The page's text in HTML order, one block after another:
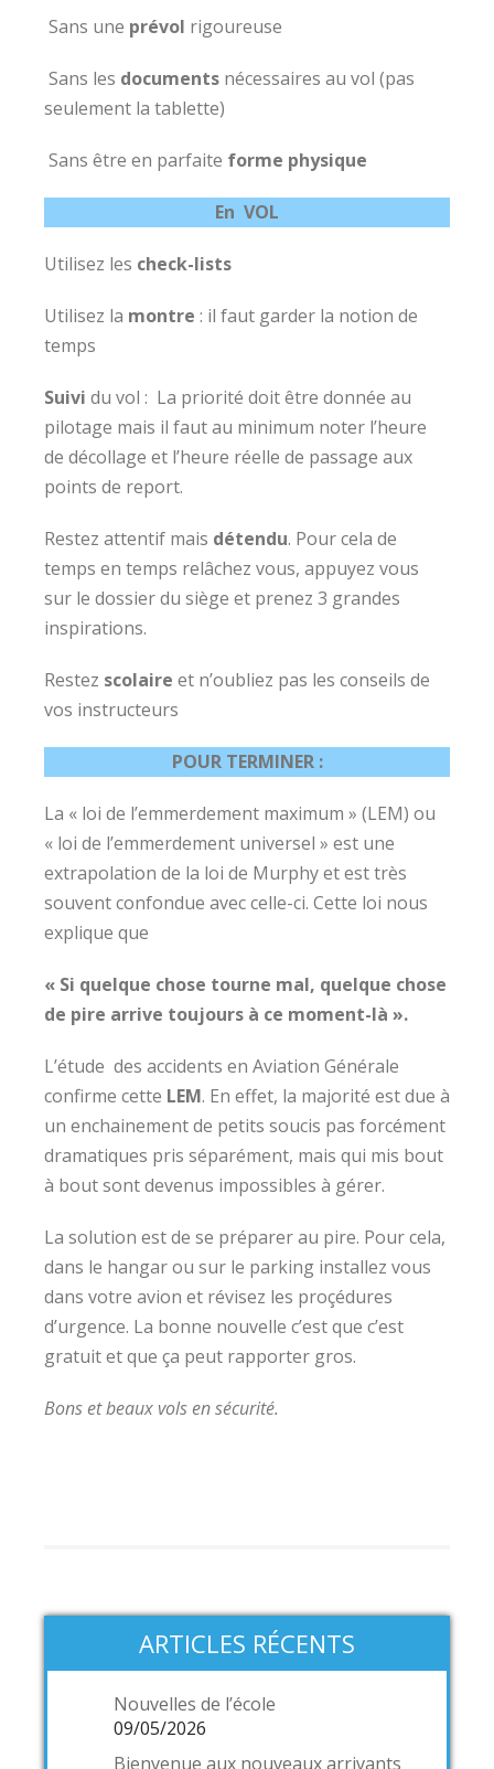
Sans une prévol rigoureuse
Sans les documents nécessaires au vol (pas
seulement la tablette)
Sans être en parfaite forme physique
En VOL
Utilisez les check-lists
Utilisez la montre : il faut garder la notion de
temps
Suivi du vol : La priorité doit être donnée au
pilotage mais il faut au minimum noter l’heure
de décollage et l’heure réelle de passage aux
points de report.
Restez attentif mais détendu. Pour cela de
temps en temps relâchez vous, appuyez vous
sur le dossier du siège et prenez 3 grandes
inspirations.
Restez scolaire et n’oubliez pas les conseils de
vos instructeurs
POUR TERMINER :
La « loi de l’emmerdement maximum » (LEM) ou
« loi de l’emmerdement universel » est une
extrapolation de la loi de Murphy et est très
souvent confondue avec celle-ci. Cette loi nous
explique que
« Si quelque chose tourne mal, quelque chose
de pire arrive toujours à ce moment-là ».
L’étude des accidents en Aviation Générale
confirme cette LEM. En effet, la majorité est due à
un enchainement de petits soucis pas forcément
dramatiques pris séparément, mais qui mis bout
à bout sont devenus impossibles à gérer.
La solution est de se préparer au pire. Pour cela,
dans le hangar ou sur le parking installez vous
dans votre avion et révisez les proçédures
d’urgence. La bonne nouvelle c’est que c’est
gratuit et que ça peut rapporter gros.
Bons et beaux vols en sécurité.
ARTICLES RÉCENTS
Nouvelles de l’école
09/05/2026
Bienvenue aux nouveaux arrivants